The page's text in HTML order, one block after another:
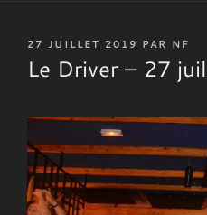
PUBLIÉ
LE
27 JUILLET 2019 PAR NF
Le Driver – 27